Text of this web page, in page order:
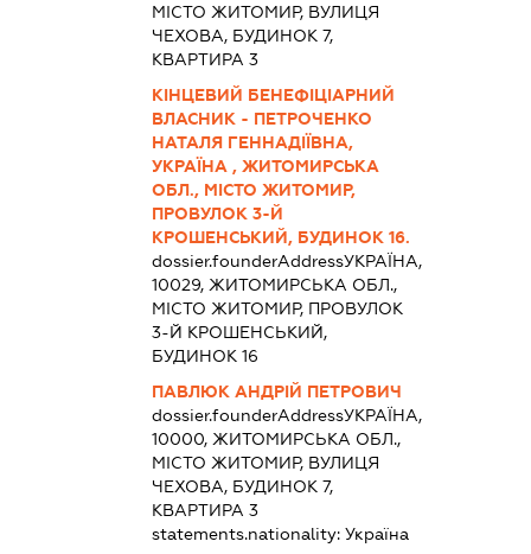
МІСТО ЖИТОМИР, ВУЛИЦЯ
ЧЕХОВА, БУДИНОК 7,
КВАРТИРА 3
КІНЦЕВИЙ БЕНЕФІЦІАРНИЙ
ВЛАСНИК - ПЕТРОЧЕНКО
НАТАЛЯ ГЕННАДІЇВНА,
УКРАЇНА , ЖИТОМИРСЬКА
ОБЛ., МІСТО ЖИТОМИР,
ПРОВУЛОК 3-Й
КРОШЕНСЬКИЙ, БУДИНОК 16.
dossier.founderAddressУКРАЇНА,
10029, ЖИТОМИРСЬКА ОБЛ.,
МІСТО ЖИТОМИР, ПРОВУЛОК
3-Й КРОШЕНСЬКИЙ,
БУДИНОК 16
ПАВЛЮК АНДРІЙ ПЕТРОВИЧ
dossier.founderAddressУКРАЇНА,
10000, ЖИТОМИРСЬКА ОБЛ.,
МІСТО ЖИТОМИР, ВУЛИЦЯ
ЧЕХОВА, БУДИНОК 7,
КВАРТИРА 3
statements.nationality: Україна